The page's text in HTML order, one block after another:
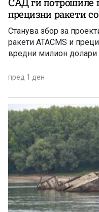
САД ги потрошиле
прецизни ракети
Станува збор за
ракети ATACMS и
вредни милион долари
пред 1 ден